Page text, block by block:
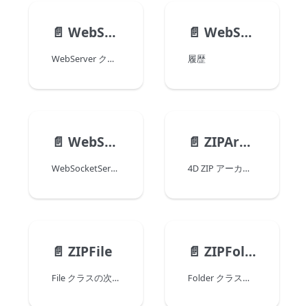
📄️ WebServer
WebServer クラス API を使って、メイン (ホスト) アプリケーションおよび、各コンポーネントの Webサーバーを開始・モニターすることができます (Webサーバーオブジェクト 参照)。 このクラスは 4D クラスストアより提供されます。
📄️ WebSocketConnection
履歴
📄️ WebSocketServer
WebSocketServer クラスを使って、4D で WebSocketサーバーを作成および設定することができます。 4D WebSocketサーバーがアクティブになると、WebSocketConnection クラスを使用して 4D とクライアント間で WebSocket 接続を開き、使用することができます。
📄️ ZIPArchive
4D ZIP アーカイブは、一つ以上のファイルまたはフォルダーを格納している File または Folder オブジェクトで、元のサイズより小さくなるように圧縮されているものをいいます。 これらのアーカイブは ".zip" 拡張子を持つように作成され、ディスクスペースの確保や、サイズ制限があるメディア (例: メールまたはネットワークなど) 経由のファイル転送を容易にする用途に使用できます。
📄️ ZIPFile
File クラスの次のプロパティや関数は ZIPFile オブジェクトにおいて利用可能です:
📄️ ZIPFolder
Folder クラスの次のプロパティや関数は ZIPFolder オブジェクトにおいて利用可能です: